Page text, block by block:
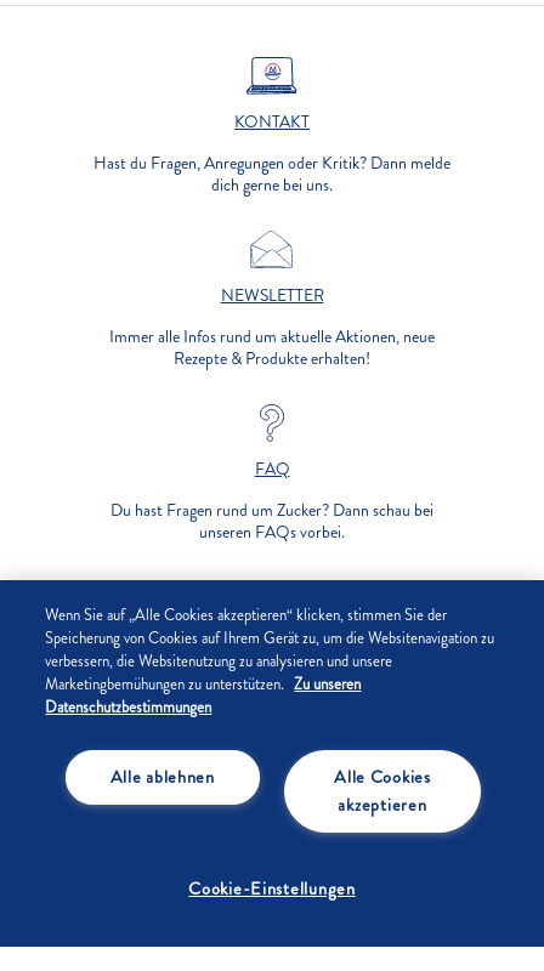
KONTAKT
Hast du Fragen, Anregungen oder Kritik? Dann melde
dich gerne bei uns.
NEWSLETTER
Immer alle Infos rund um aktuelle Aktionen, neue
Rezepte & Produkte erhalten!
FAQ
Du hast Fragen rund um Zucker? Dann schau bei
unseren FAQs vorbei.
UNTERNEHMEN
DATENSCHUTZ
COOKIE-EINSTELLUNGEN
Wenn Sie auf „Alle Cookies akzeptieren“ klicken, stimmen Sie der
Speicherung von Cookies auf Ihrem Gerät zu, um die Websitenavigation zu
verbessern, die Websitenutzung zu analysieren und unsere
Marketingbemühungen zu unterstützen. Zu unseren
Datenschutzbestimmungen
Alle Cookies
akzeptieren
Alle ablehnen
Cookie-Einstellungen